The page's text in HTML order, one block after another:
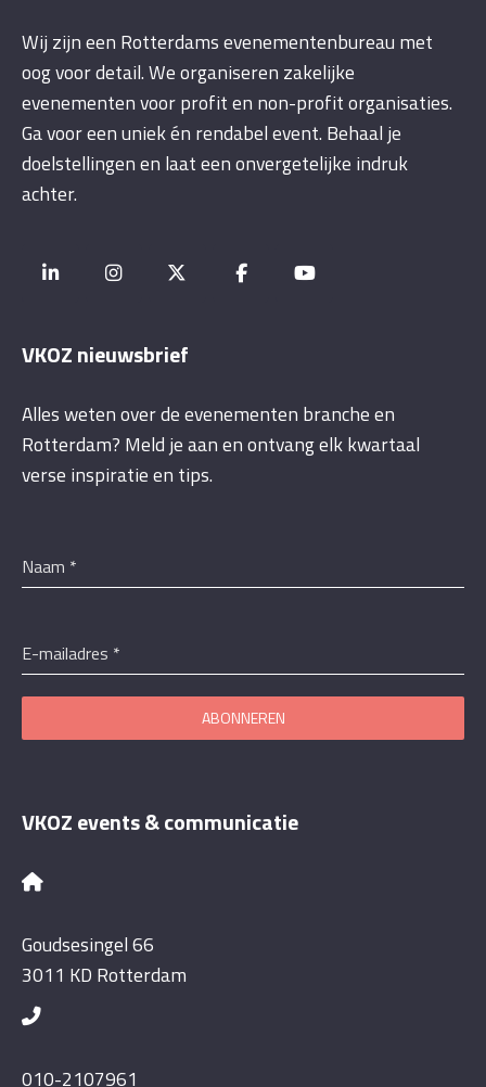
Wij zijn een Rotterdams evenementenbureau met
oog voor detail. We organiseren zakelijke
evenementen voor profit en non-profit organisaties.
Ga voor een uniek én rendabel event. Behaal je
doelstellingen en laat een onvergetelijke indruk
achter.
VKOZ nieuwsbrief
Alles weten over de evenementen branche en
Rotterdam? Meld je aan en ontvang elk kwartaal
verse inspiratie en tips.
Naam *
E-mailadres *
ABONNEREN
VKOZ events & communicatie
Goudsesingel 66
3011 KD Rotterdam
010-2107961